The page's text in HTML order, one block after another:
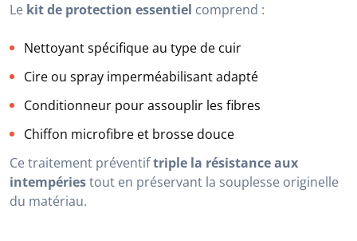
Le kit de protection essentiel comprend :
Nettoyant spécifique au type de cuir
Cire ou spray imperméabilisant adapté
Conditionneur pour assouplir les fibres
Chiffon microfibre et brosse douce
Ce traitement préventiftriple la résistance aux
intempériestout en préservant la souplesse originelle
du matériau.